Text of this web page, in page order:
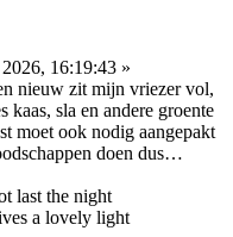
16:19:43 »
nieuw zit mijn vriezer vol,
kaas, sla en andere groente
moet ook nodig aangepakt
doen dus…
last the night
a lovely light